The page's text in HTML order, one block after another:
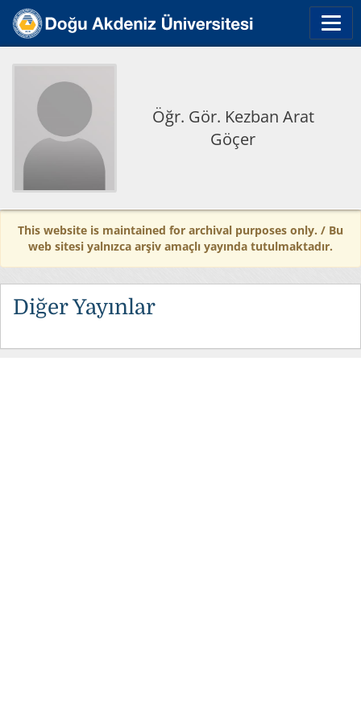
Öğr. Gör. Kezban Arat
Göçer
This website is maintained for archival purposes only. / Bu
web sitesi yalnızca arşiv amaçlı yayında tutulmaktadır.
Diğer Yayınlar